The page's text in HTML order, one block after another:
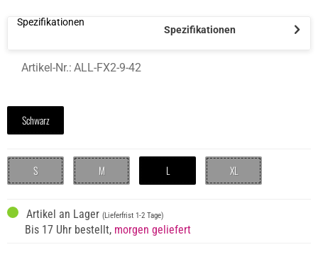
Spezifikationen
Spezifikationen
Artikel-Nr.: ALL-FX2-9-42
Schwarz
S M L XL
Artikel an Lager (Lieferfrist 1-2 Tage)
Bis 17 Uhr bestellt, morgen geliefert